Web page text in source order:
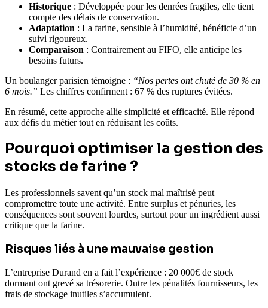
Historique : Développée pour les denrées fragiles, elle tient
compte des délais de conservation.
Adaptation : La farine, sensible à l’humidité, bénéficie d’un
suivi rigoureux.
Comparaison : Contrairement au FIFO, elle anticipe les
besoins futurs.
Un boulanger parisien témoigne : “Nos pertes ont chuté de 30 % en
6 mois.” Les chiffres confirment : 67 % des ruptures évitées.
En résumé, cette approche allie simplicité et efficacité. Elle répond
aux défis du métier tout en réduisant les coûts.
Pourquoi optimiser la gestion des
stocks de farine ?
Les professionnels savent qu’un stock mal maîtrisé peut
compromettre toute une activité. Entre surplus et pénuries, les
conséquences sont souvent lourdes, surtout pour un ingrédient aussi
critique que la farine.
Risques liés à une mauvaise gestion
L’entreprise Durand en a fait l’expérience : 20 000€ de stock
dormant ont grevé sa trésorerie. Outre les pénalités fournisseurs, les
frais de stockage inutiles s’accumulent.